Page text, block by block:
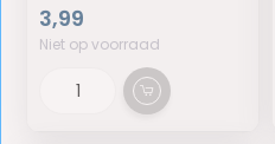
3,99
Niet op voorraad